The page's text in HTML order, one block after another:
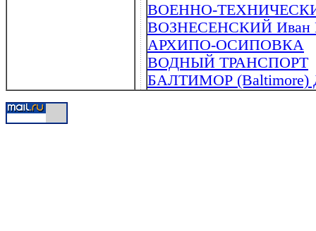
ВОЕННО-
ВОЗНЕСЕНСКИЙ Иван
АРХИПО-ОСИПОВКА
ВОДНЫЙ ТРАНСПОРТ
БАЛТИМОР (Baltimore)